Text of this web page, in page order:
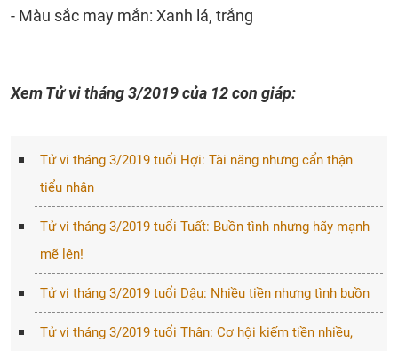
- Màu sắc may mắn: Xanh lá, trắng
Xem Tử vi tháng 3/2019 của 12 con giáp:
Tử vi tháng 3/2019 tuổi Hợi: Tài năng nhưng cẩn thận
tiểu nhân
Tử vi tháng 3/2019 tuổi Tuất: Buồn tình nhưng hãy mạnh
mẽ lên!
Tử vi tháng 3/2019 tuổi Dậu: Nhiều tiền nhưng tình buồn
Tử vi tháng 3/2019 tuổi Thân: Cơ hội kiếm tiền nhiều,